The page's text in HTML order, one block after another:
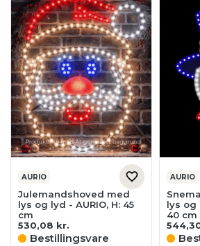
AURIO
Julemandshoved med
lys og lyd - AURIO, H: 45
cm
530,08 kr.
Bestillingsvare
AURIO
lys og
40 cm